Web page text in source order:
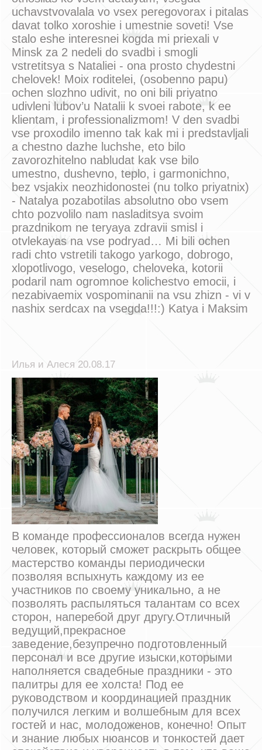
uchavstvovalala vo vsex peregovorax i pitalas
davat tolko xoroshie i umestnie soveti! Vse
stalo eshe interesnei kogda mi priexali v
Minsk za 2 nedeli do svadbi i smogli
vstretitsya s Nataliei - ona prosto chydestni
chelovek! Moix roditelei, (osobenno papu)
ochen slozhno udivit, no oni bili priyatno
udivleni lubov’u Natalii k svoei rabote, k ee
klientam, i professionalizmom! V den svadbi
vse proxodilo imenno tak kak mi i predstavljali
a chestno dazhe luchshe, eto bilo
zavorozhitelno nabludat kak vse bilo
umestno, dushevno, teplo, i garmonichno,
bez vsjakix neozhidonostei (nu tolko priyatnix)
- Natalya pozabotilas absolutno obo vsem
chto pozvolilo nam nasladitsya svoim
prazdnikom ne teryaya zdravii smisl i
otvlekayas na vse podryad… Mi bili ochen
radi chto vstretili takogo yarkogo, dobrogo,
xlopotlivogo, veselogo, cheloveka, kotorii
podaril nam ogromnoe kolichestvo emocii, i
nezabivaemix vospominanii na vsu zhizn - vi v
nashix serdcax na vsegda!!!:) Katya i Maksim
Илья и Алеся 20.08.17
В команде профессионалов всегда нужен
человек, который сможет раскрыть общее
мастерство команды периодически
позволяя вспыхнуть каждому из ее
участников по своему уникально, а не
позволять распыляться талантам со всех
сторон, наперебой друг другу.Отличный
ведущий,прекрасное
заведение,безупречно подготовленный
персонал и все другие изыски,которыми
наполняется свадебные праздники - это
палитры для ее холста! Под ее
руководством и координацией праздник
получился легким и волшебным для всех
гостей и нас, молодоженов, конечно! Опыт
и знание любых нюансов и тонкостей дает